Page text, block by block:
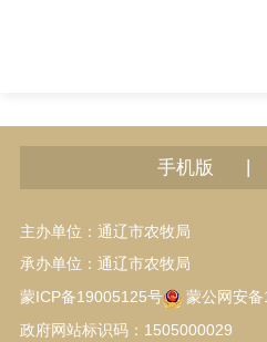
手机版
主办单位：通辽市农牧局
承办单位：通辽市农牧局
蒙ICP备19005125号
蒙公网安
政府网站标识码：1505000029